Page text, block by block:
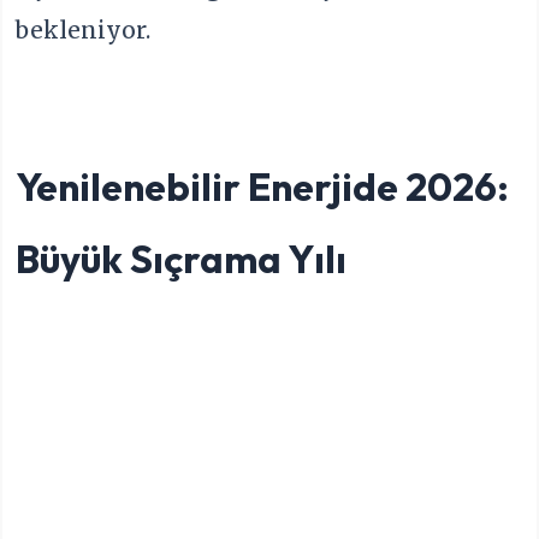
bekleniyor.
Yenilenebilir Enerjide 2026:
Büyük Sıçrama Yılı